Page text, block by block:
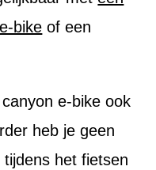
bike of een
e-bike ook
heb je geen
het fietsen